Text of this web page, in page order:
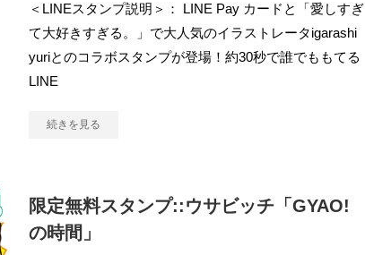
＜LINEスタンプ説明＞： LINE Pay カードと「愛しすぎ
て大好きすぎる。」で大人気のイラストレータigarashi
yuriとのコラボスタンプが登場！約30秒で誰でももてる
LINE
続きを見る
限定無料スタンプ::ウサビッチ「GYAO!
の時間」